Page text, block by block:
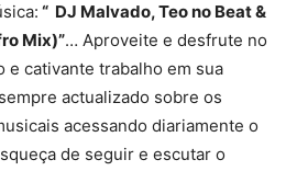
“ DJ Malvado, Teo no Beat &
Mix)”… Aproveite e desfrute no
e cativante trabalho em sua
actualizado sobre os
acessando diariamente o
de seguir e escutar o